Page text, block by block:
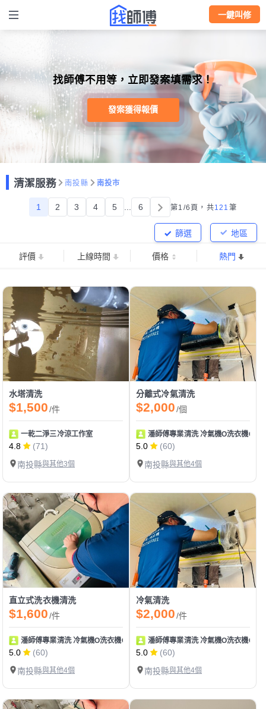
一鍵叫修
找師傅不用等，立即發案填需求！
發案獲得報價
清潔服務 南投縣 南投市
1 2 3 4 5 6 第1/6頁， 共121 筆
地區
篩選
評價 上線時間 價格 熱門
水塔清洗
$1,500/件
一乾二淨三冷涼工作室
4.8
(71)
南投縣與其他3個
分離式冷氣清洗
$2,000/個
潘師傅專業清洗 冷氣機O洗衣機O專
5.0
(60)
南投縣與其他4個
直立式洗衣機清洗
$1,600/件
潘師傅專業清洗 冷氣機O洗衣機O專業清洗
5.0
(60)
南投縣與其他4個
冷氣清洗
$2,000/件
潘師傅專業清洗 冷氣機O洗衣機O專
5.0
(60)
南投縣與其他4個